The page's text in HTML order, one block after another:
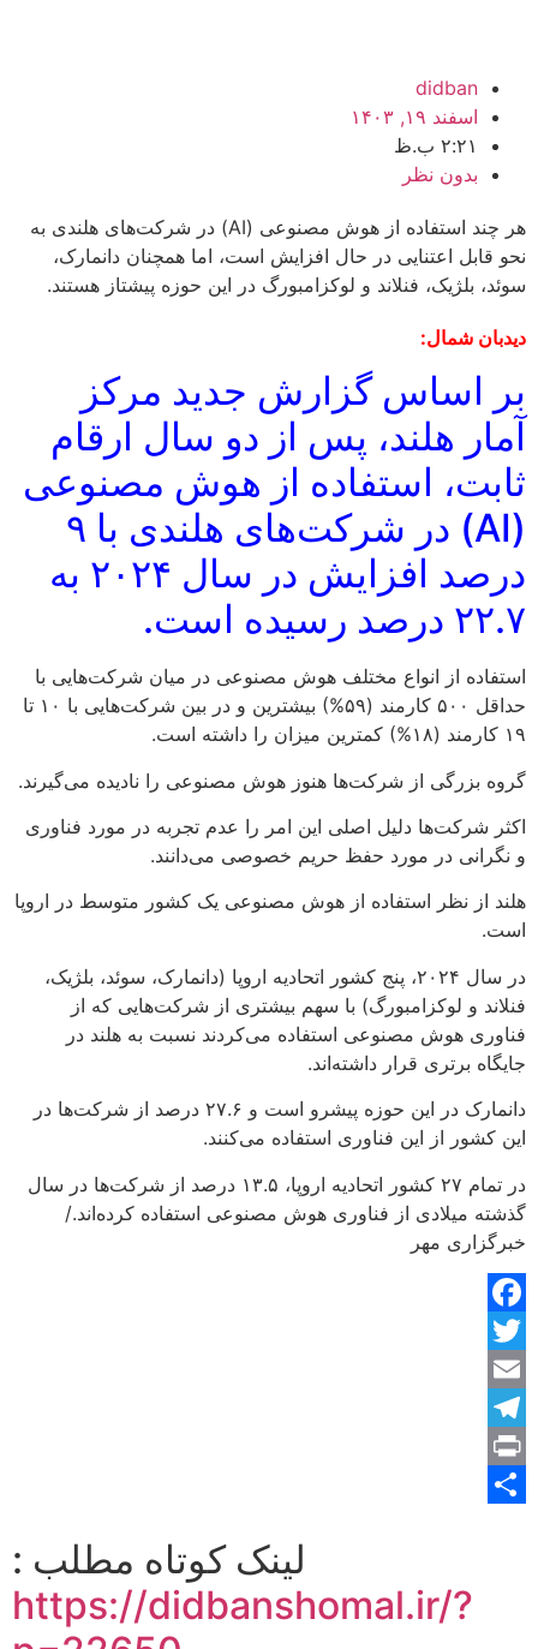
didban
اسفند ۱۹, ۱۴۰۳
۲:۲۱ ب.ظ
بدون نظر
هر چند استفاده از هوش مصنوعی (AI) در شرکت‌های هلندی به
نحو قابل اعتنایی در حال افزایش است، اما همچنان دانمارک،
سوئد، بلژیک، فنلاند و لوکزامبورگ در این حوزه پیشتاز هستند.
دیدبان شمال:
بر اساس گزارش جدید مرکز
آمار هلند، پس از دو سال ارقام
ثابت، استفاده از هوش مصنوعی
(AI) در شرکت‌های هلندی با ۹
درصد افزایش در سال ۲۰۲۴ به
۲۲.۷ درصد رسیده است.
استفاده از انواع مختلف هوش مصنوعی در میان شرکت‌هایی با
حداقل ۵۰۰ کارمند (۵۹%) بیشترین و در بین شرکت‌هایی با ۱۰ تا
۱۹ کارمند (۱۸%) کمترین میزان را داشته است.
گروه بزرگی از شرکت‌ها هنوز هوش مصنوعی را نادیده می‌گیرند.
اکثر شرکت‌ها دلیل اصلی این امر را عدم تجربه در مورد فناوری
و نگرانی در مورد حفظ حریم خصوصی می‌دانند.
هلند از نظر استفاده از هوش مصنوعی یک کشور متوسط در اروپا
است.
در سال ۲۰۲۴، پنج کشور اتحادیه اروپا (دانمارک، سوئد، بلژیک،
فنلاند و لوکزامبورگ) با سهم بیشتری از شرکت‌هایی که از
فناوری هوش مصنوعی استفاده می‌کردند نسبت به هلند در
جایگاه برتری قرار داشته‌اند.
دانمارک در این حوزه پیشرو است و ۲۷.۶ درصد از شرکت‌ها در
این کشور از این فناوری استفاده می‌کنند.
در تمام ۲۷ کشور اتحادیه اروپا، ۱۳.۵ درصد از شرکت‌ها در سال
گذشته میلادی از فناوری هوش مصنوعی استفاده کرده‌اند./
خبرگزاری مهر
Facebook
Twitter
Email
Telegram
Print
لینک کوتاه مطلب :
https://didbanshomal.ir/?